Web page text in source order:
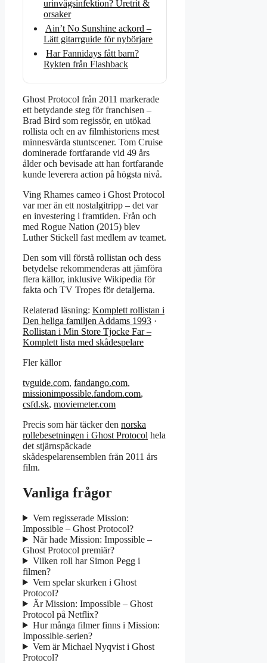
urinvägsinfektion? Uretrit &
orsaker
Ain’t No Sunshine ackord –
Lätt gitarrguide för nybörjare
Har Fannidays fått barn?
Rykten från Flashback
Ghost Protocol från 2011 markerade
ett betydande steg för franchisen –
Brad Bird som regissör, en utökad
rollista och en av filmhistoriens mest
minnesvärda stuntscener. Tom Cruise
dominerade fortfarande vid 49 års
ålder och bevisade att han fortfarande
kunde leverera action på högsta nivå.
Ving Rhames cameo i Ghost Protocol
var mer än ett nostalgitripp – det var
en investering i framtiden. Från och
med Rogue Nation (2015) blev
Luther Stickell fast medlem av teamet.
Den som vill förstå rollistan och dess
betydelse rekommenderas att jämföra
flera källor, inklusive Wikipedia för
fakta och TV Tropes för detaljerna.
Relaterad läsning: Komplett rollistan i
Den heliga familjen Addams 1993 ·
Rollistan i Min Store Tjocke Far –
Komplett lista med skådespelare
Fler källor
tvguide.com, fandango.com,
missionimpossible.fandom.com,
csfd.sk, moviemeter.com
Precis som här täcker den norska
rollebesetningen i Ghost Protocol hela
det stjärnspäckade
skådespelarensemblen från 2011 års
film.
Vanliga frågor
Vem regisserade Mission:
Impossible – Ghost Protocol?
När hade Mission: Impossible –
Ghost Protocol premiär?
Vilken roll har Simon Pegg i
filmen?
Vem spelar skurken i Ghost
Protocol?
Är Mission: Impossible – Ghost
Protocol på Netflix?
Hur många filmer finns i Mission:
Impossible-serien?
Vem är Michael Nyqvist i Ghost
Protocol?